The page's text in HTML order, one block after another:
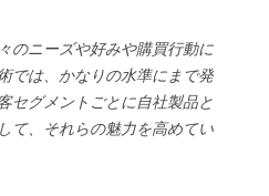
のニーズや好みや購買行動に
では、かなりの水準にまで発
セグメントごとに自社製品と
て、それらの魅力を高めてい